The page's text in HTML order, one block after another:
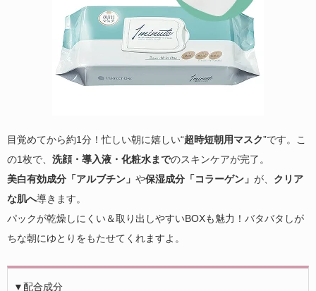
目覚めてから約1分！忙しい朝に嬉しい“超時短朝用マスク”です。こ
の1枚で、 洗顔・導入液・化粧水までのスキンケアが完了。
美白有効成分「アルブチン」 や保湿成分「コラーゲン」 が、 クリア
な肌へ導きます。
パックが乾燥しにくい＆取り出しやすいBOXも魅力！バタバタしが
ちな朝にゆとりをもたせてくれますよ。
▼配合成分